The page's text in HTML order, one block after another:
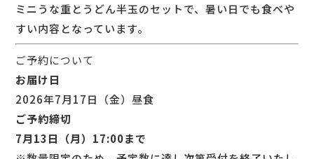
ミニうな重とうどん半玉のセットで、暑い日でも食べや
すい内容となっています。
ご予約について
お届け日
2026年7月17日（金）昼食
ご予約締切
7月13日（月）17:00まで